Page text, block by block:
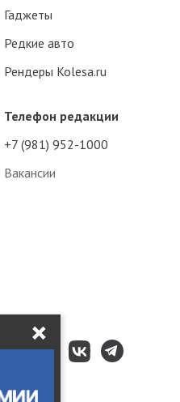
×
Телефон редакции
+7 (981) 952-1000
Вакансии
Гаджеты
Редкие авто
Рендеры Kolesa.ru